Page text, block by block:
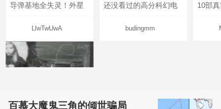
导弹基地全失灵！外星
LlwTwUwA
还没看过的高分科幻电
budingmm
10部
百慕大魔鬼三角的倾世骗局